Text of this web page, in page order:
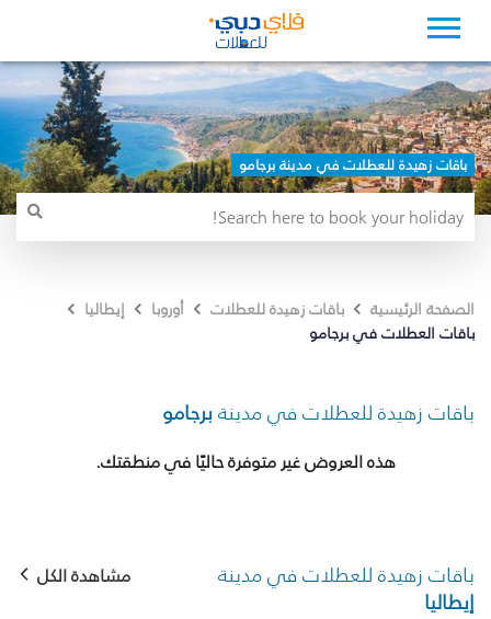
باقات زهيدة للعطلات في مدينة برجامو
الصفحة الرئيسية باقات زهيدة للعطلات أوروبا
إيطاليا
باقات العطلات في برجامو
باقات زهيدة للعطلات في مدينة برجامو
هذه العروض غير متوفرة حاليًا في منطقتك.
باقات زهيدة للعطلات في مدينة
إيطاليا
مشاهدة الكل